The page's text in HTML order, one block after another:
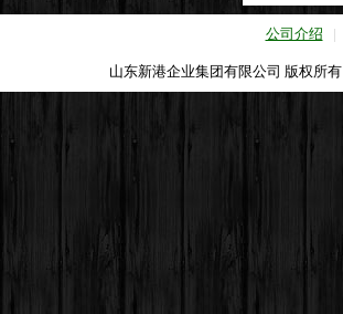
公司介绍 |
山东新港企业集团有限公司 版权所有